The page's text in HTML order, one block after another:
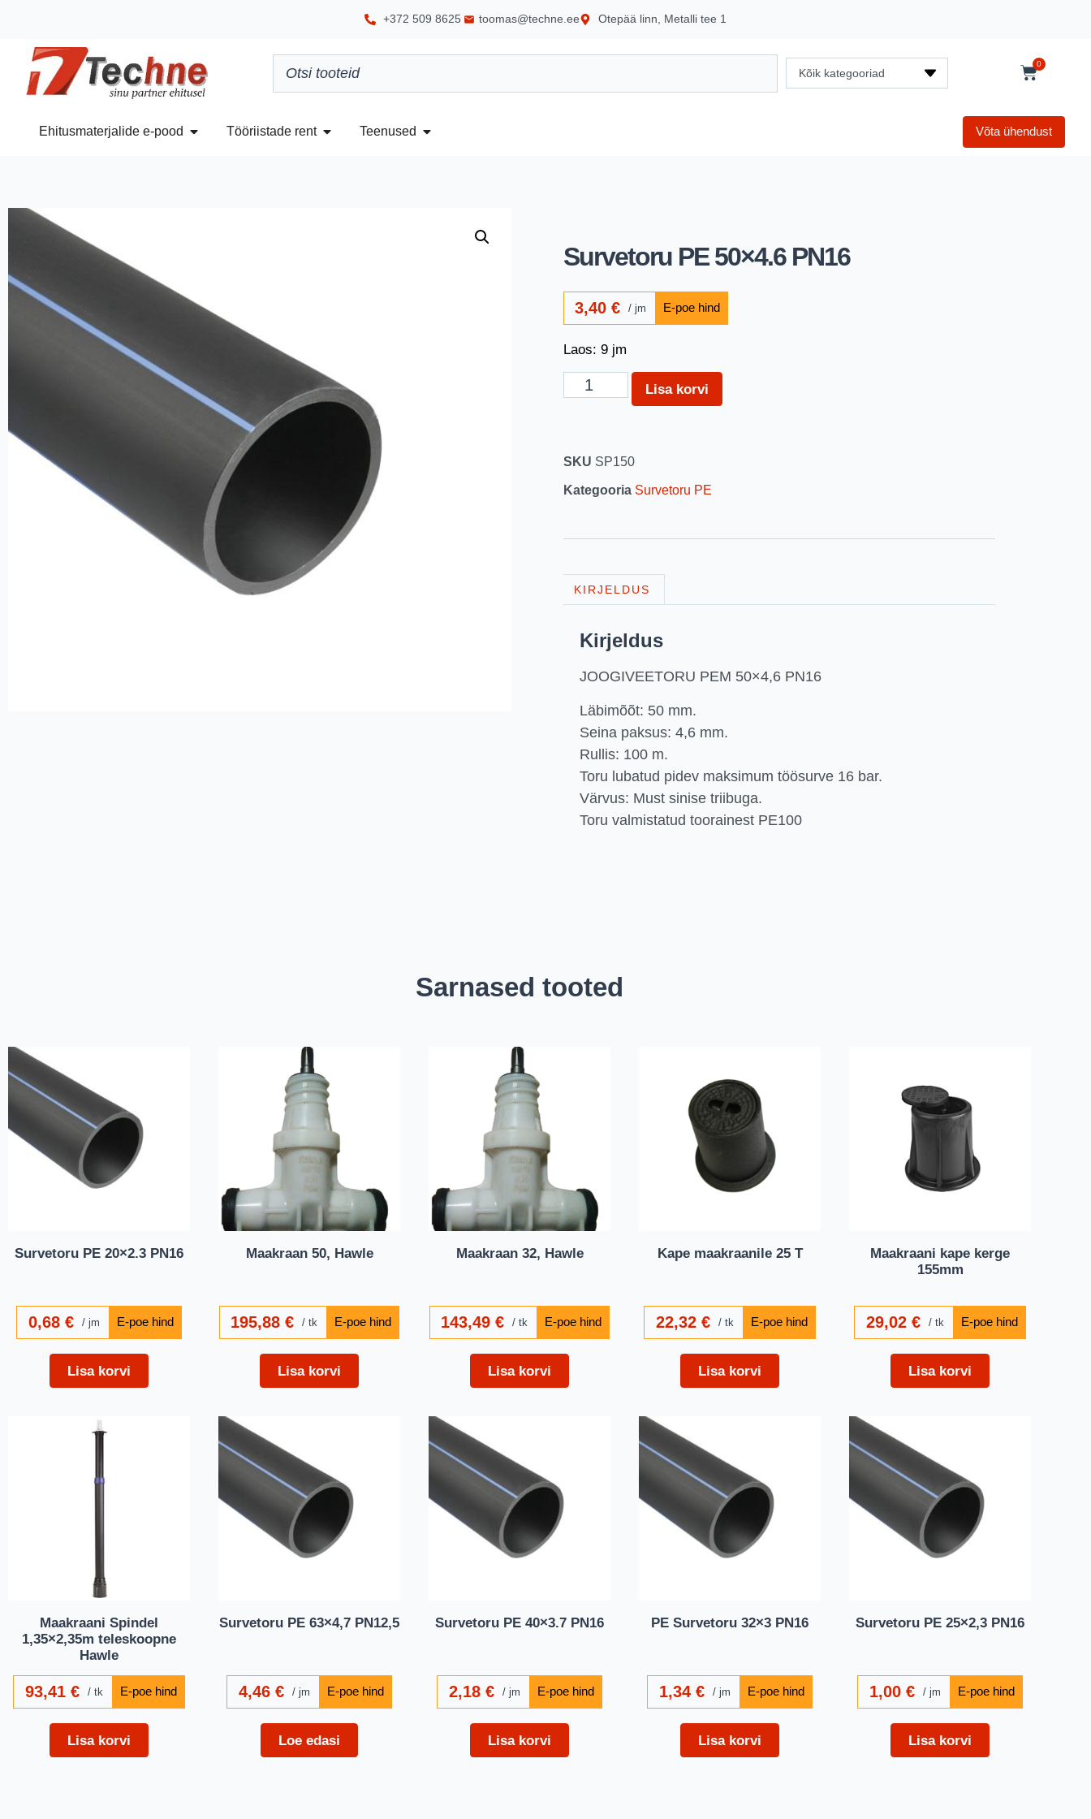
+372 509 8625 toomas@techne.ee Otepää linn, Metalli tee 1
Kõik kategooriad
0
Ehitusmaterjalide e-pood Tööriistade rent Teenused Võta ühendust
Survetoru PE 50×4.6 PN16
3,40€ jm
Laos: 9 jm
Lisa korvi
SKU SP150
Kategooria Survetoru PE
KIRJELDUS
Kirjeldus
JOOGIVEETORU PEM 50×4,6 PN16
Läbimõõt: 50 mm.
Seina paksus: 4,6 mm.
Rullis: 100 m.
Toru lubatud pidev maksimum töösurve 16 bar.
Värvus: Must sinise triibuga.
Toru valmistatud toorainest PE100
Sarnased tooted
Survetoru PE 20×2.3 PN16
0,68 € jm
Lisa korvi
Maakraan 50, Hawle
195,88€ tk
Lisa korvi
Maakraan 32, Hawle
143,49€ tk
Lisa korvi
Kape maakraanile 25 T
22,32 € tk
Lisa korvi
Maakraani kape kerge
155mm
29,02 € tk
Lisa korvi
Maakraani Spindel
1,35×2,35m teleskoopne
Hawle
93,41 € tk
Lisa korvi
Survetoru PE 63×4,7 PN12,5
4,46 € jm
Loe edasi
Survetoru PE 40×3.7 PN16
2,18 € jm
Lisa korvi
PE Survetoru 32×3 PN16
1,34 € jm
Lisa korvi
Survetoru PE 25×2,3 PN16
1,00 € jm
Lisa korvi